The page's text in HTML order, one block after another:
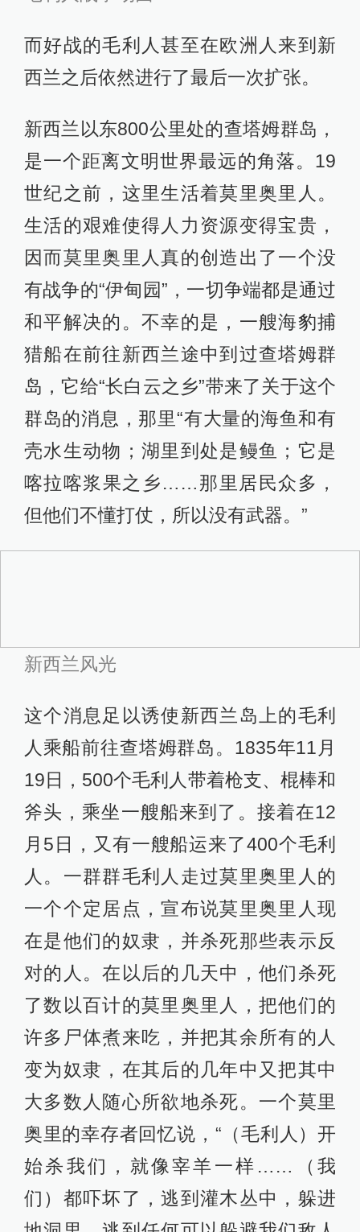
这个消息足以诱使新西兰岛上的毛利
人乘船前往查塔姆群岛。1835年11月
斧头，乘坐一艘船来到了。接着在12
月5日，又有一艘船运来了400个毛利
人。一群群毛利人走过莫里奥里人的
一个个定居点，宣布说莫里奥里人现
在是他们的奴隶，并杀死那些表示反
对的人。在以后的几天中，他们杀死
了数以百计的莫里奥里人，把他们的
许多尸体煮来吃，并把其余所有的人
变为奴隶，在其后的几年中又把其中
大多数人随心所欲地杀死。一个莫里
奥里的幸存者回忆说，“（毛利人）开
始杀我们，就像宰羊一样……（我
们）都吓坏了，逃到灌木丛中，躲进
地洞里，逃到任何可以躲避我们敌人
一古脑儿地被杀死。”
这个伊甸园就此毁灭。实际上，征服
者与被征服者属于种族关系十分密切
的近亲——双方都是波利尼西亚人征
服海洋的传奇史诗的最终章。莫里奥
里人可能是在公元1300年左右移居查
塔姆群岛的一支毛利人。可是，毛利
人的热带作物不可能在这里的寒冷气
候下生长，所以那些移民别无它法，
只得重新回到狩猎采集生活。莫里奥
里人忘记了耕种，也忘记了战争——
最终导致了自己的灭亡。纯种的莫里
奥里人已经绝种，而毛利人则生活到
了现代，毛利文化已经成为新西兰文
化的重要特色，由白人组成的新西兰
橄榄球队入场时就会表演毛利战舞；
经过原住民的不懈努力，今天的毛利
语也成为除英语外新西兰的另一种官